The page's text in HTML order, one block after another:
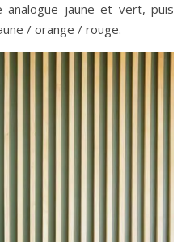
analogue jaune et vert, puis
/ orange / rouge.